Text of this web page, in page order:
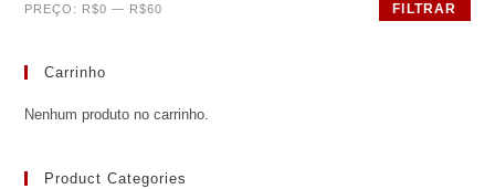
FILTRAR
PREÇO: R$0 — R$60
Carrinho
Nenhum produto no carrinho.
Product Categories